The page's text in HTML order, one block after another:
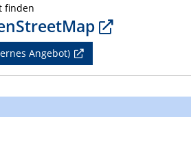
finden
Angebot)